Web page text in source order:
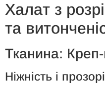
Халат з р
та в
Тканина: Креп-
Ніжність і п